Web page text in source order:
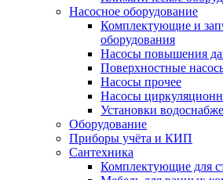
Насосное оборудование
Комплектующие и
оборудования
Насосы повышения
Поверхностные
Насосы прочее
Насосы
Установки
Оборудование
Приборы учёта и КИП
Сантехника
Комплектующие для